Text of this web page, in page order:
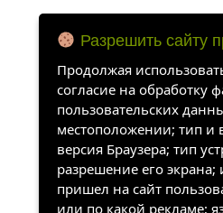
Разрешить сайту
Продолжая
согласие на обработку
пользовательских
местоположении; тип и
версия Браузера; тип
разрешение его экрана;
пришел на сайт
или по какой рекламе;